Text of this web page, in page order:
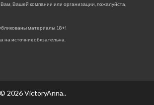
Вашей компании или организации, пожалуйста,
материалы 18+!
на источник обязательна.
2026VictoryAnna..